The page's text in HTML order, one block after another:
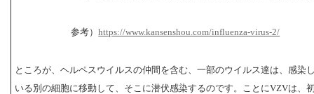
参考）https://www.kansenshou.com/influenza-virus-2/
ところが、ヘルペスウイルスの仲間を含む、一部のウイルス達は、感染
いる別の細胞に移動して、そこに潜伏感染するのです。ことにVZVは、